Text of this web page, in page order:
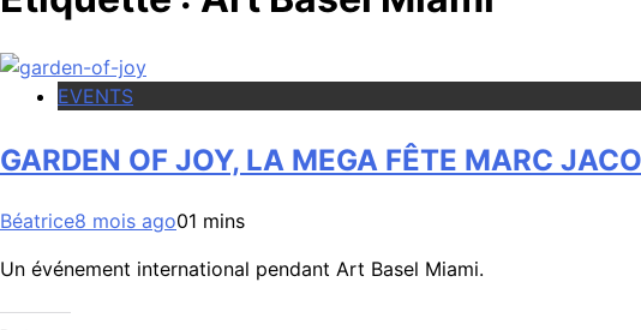
EVENTS
GARDEN OF JOY, LA MEGA FÊTE MARC
Béatrice8 mois ago01 mins
Un événement international pendant Art Basel Miami.